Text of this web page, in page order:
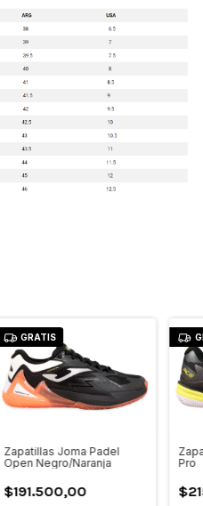
GRATIS
Zapatillas Joma Padel
Open Negro/Naranja
$191.500,00
Pro